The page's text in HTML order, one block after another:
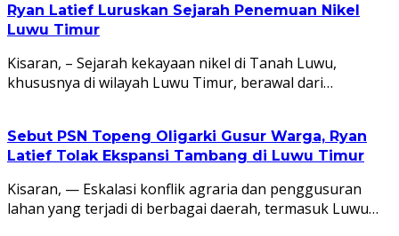
Ryan Latief Luruskan Sejarah Penemuan Nikel
Luwu Timur
Kisaran, – Sejarah kekayaan nikel di Tanah Luwu,
khususnya di wilayah Luwu Timur, berawal dari…
Sebut PSN Topeng Oligarki Gusur Warga, Ryan
Latief Tolak Ekspansi Tambang di Luwu Timur
Kisaran, — Eskalasi konflik agraria dan penggusuran
lahan yang terjadi di berbagai daerah, termasuk Luwu…